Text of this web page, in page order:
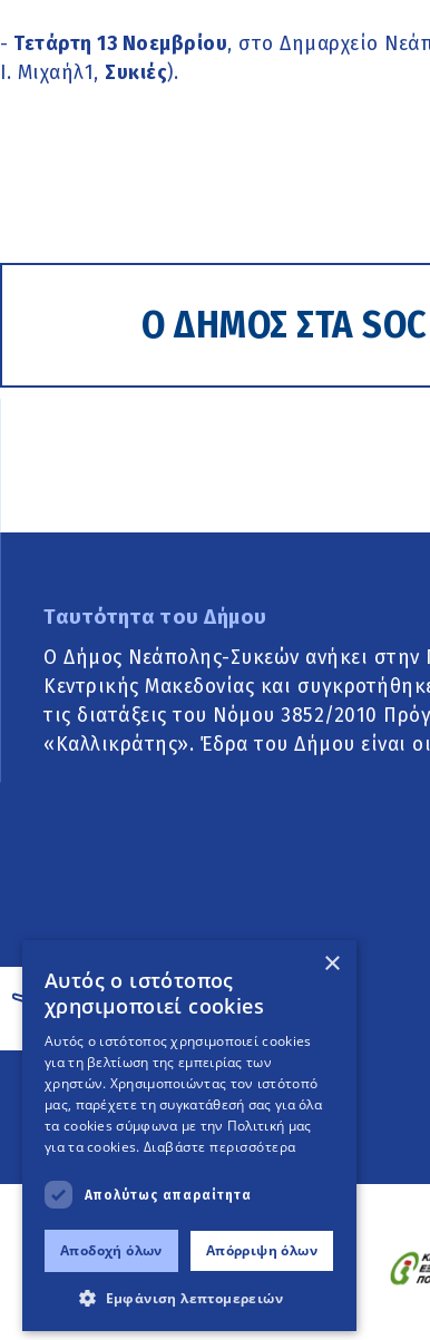
- Τετάρτη 13 Νοεμβρίου, στο Δημαρχείο
Ι. Μιχαήλ1, Συκιές).
Ο ΔΗΜΟΣ ΣΤΑ
Ταυτότητα του Δήμου
Ο Δήμος Νεάπολης-Συκεών ανήκει στην
Κεντρικής Μακεδονίας και
τις διατάξεις του Νόμου 3852/2010
«Καλλικράτης». Έδρα του Δήμου είναι
×
Αυτός ο ιστότοπος
χρησιμοποιεί cookies
Αυτός ο ιστότοπος χρησιμοποιεί cookies
για τη βελτίωση της εμπειρίας των
χρηστών. Χρησιμοποιώντας τον ιστότοπό
μας, παρέχετε τη συγκατάθεσή σας για όλα
τα cookies σύμφωνα με την Πολιτική μας
για τα cookies. Διαβάστε περισσότερα
Απολύτως απαραίτητα
Αποδοχή όλων Απόρριψη όλων
Εμφάνιση λεπτομερειών